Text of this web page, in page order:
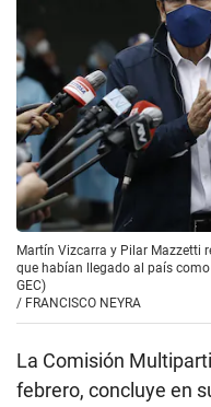
Martín Vizcarra y Pilar Mazzetti
que habían llegado al país
GEC)
/ FRANCISCO NEYRA
La Comisión
febrero, concluye en